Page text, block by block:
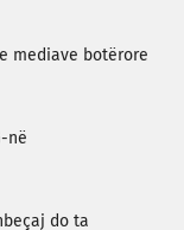
mediave botërore
në
do ta